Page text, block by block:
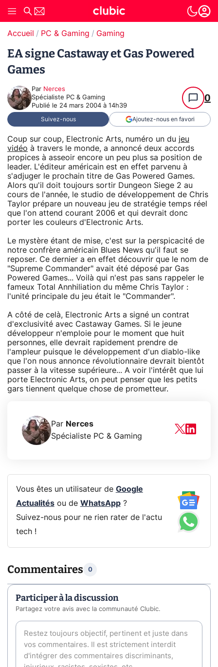
Accueil PC & Gaming Gaming
EA signe Castaway et Gas Powered
Games
Par Nerces
Spécialiste PC & Gaming
Publié le 24 mars 2004 à 14h39
0
Suivez-nous Ajoutez-nous en favori
Coup sur coup, Electronic Arts, numéro un du jeu
vidéo à travers le monde, a annoncé deux accords
propices à asseoir encore un peu plus sa position de
leader. L'éditeur américain est en effet parvenu à
s'adjuger le prochain titre de Gas Powered Games.
Alors qu'il doit toujours sortir Dungeon Siege 2 au
cours de l'année, le studio de développement de Chris
Taylor prépare un nouveau jeu de stratégie temps réel
que l'on attend courant 2006 et qui devrait donc
porter les couleurs d'Electronic Arts.
Le mystère étant de mise, c'est sur la perspicacité de
notre confrère américain Blues News qu'il faut se
reposer. Ce dernier a en effet découvrir que le nom de
"Supreme Commander" avait été déposé par Gas
Powered Games... Voilà qui n'est pas sans rappeler le
fameux Total Annhiliation du même Chris Taylor :
l'unité principale du jeu était le "Commander".
A côté de celà, Electronic Arts a signé un contrat
d'exclusivité avec Castaway Games. Si le jeune
développeur n'emploie pour le moment que huit
personnes, elle devrait rapidement prendre de
l'ampleur puisque le développement d'un diablo-like
que l'on nous annonce révolutionnaire devrait bientôt
passer à la vitesse supérieure... A voir l'intérêt que lui
porte Electronic Arts, on peut penser que les petits
gars tiennent quelque chose de prometteur.
Par Nerces
Spécialiste PC & Gaming
Vous êtes un utilisateur de Google
Actualitésou de WhatsApp?
Suivez-nous pour ne rien rater de l'actu
tech !
Commentaires 0
Participer à la discussion
Partagez votre avis avec la communauté Clubic.